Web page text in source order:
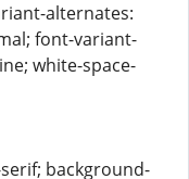
alternates:
font-variant-
white-space-
background-